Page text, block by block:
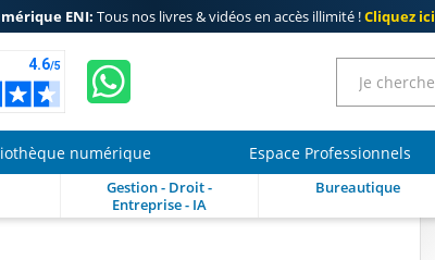
ENI: Tous nos livres & vidéos en accès illimité !Cliquez ici
numérique Espace Professionnels
Gestion - Droit -
Entreprise - IA
Bureautique